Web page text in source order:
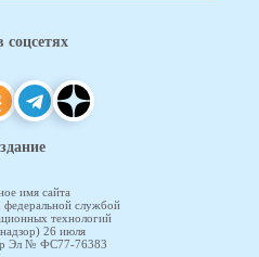
имя сайта
федеральной службой
технологий
26 июля
Эл № ФС77-76383